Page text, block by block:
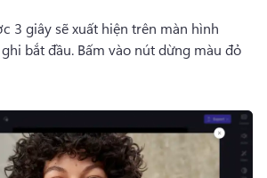
3 giây sẽ xuất hiện trên màn hình
bắt đầu. Bấm vào nút dừng màu đỏ